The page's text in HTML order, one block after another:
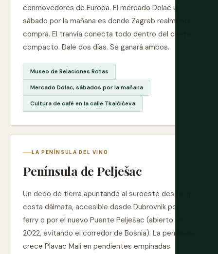
conmovedores de Europa. El mercado Dolac un
sábado por la mañana es donde Zagreb realmente
compra. El tranvía conecta todo dentro del centro
compacto. Dale dos días. Se ganará ambos.
Museo de Relaciones Rotas
Mercado Dolac, sábados por la mañana
Cultura de café en la calle Tkalčićeva
LA PENÍNSULA DEL VINO
Península de Pelješac
Un dedo de tierra apuntando al suroeste desde la
costa dálmata, accesible desde Dubrovnik por
ferry o por el nuevo Puente Pelješac (abierto en
2022, evitando el corredor de Bosnia). La península
crece Plavac Mali en pendientes empinadas